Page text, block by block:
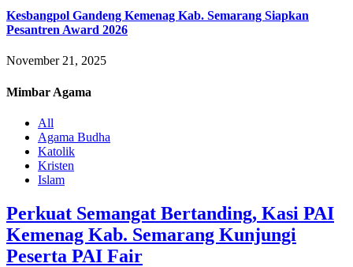
Kesbangpol Gandeng Kemenag Kab. Semarang Siapkan
Pesantren Award 2026
November 21, 2025
Mimbar Agama
All
Agama Budha
Katolik
Kristen
Islam
Perkuat Semangat Bertanding, Kasi PAI
Kemenag Kab. Semarang Kunjungi
Peserta PAI Fair